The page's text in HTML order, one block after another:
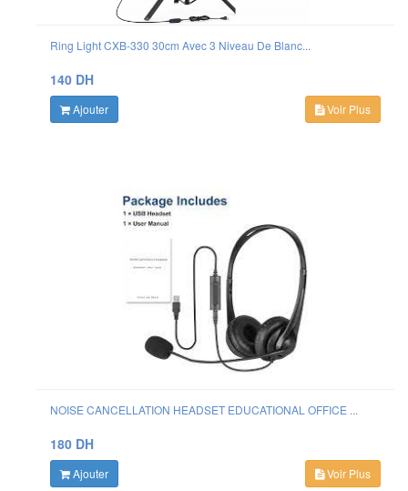
Ring Light CXB-330 30cm Avec 3 Niveau De Blanc...
140 DH
Ajouter Voir Plus
NOISE CANCELLATION HEADSET EDUCATIONAL OFFICE ...
180 DH
Ajouter Voir Plus